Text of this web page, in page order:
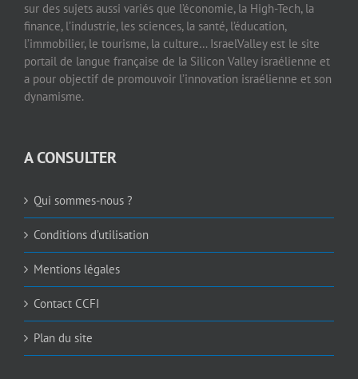
sur des sujets aussi variés que l’économie, la High-Tech, la
finance, l’industrie, les sciences, la santé, l’éducation,
l’immobilier, le tourisme, la culture… IsraelValley est le site
portail de langue française de la Silicon Valley israélienne et
a pour objectif de promouvoir l’innovation israélienne et son
dynamisme.
A CONSULTER
Qui sommes-nous ?
Conditions d’utilisation
Mentions légales
Contact CCFI
Plan du site